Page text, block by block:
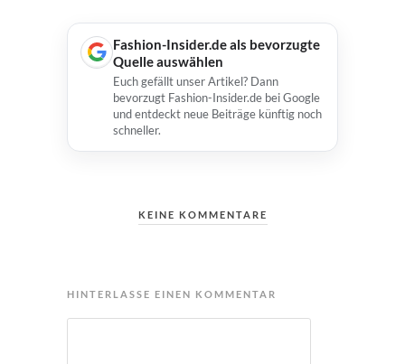
Fashion-Insider.de als bevorzugte
Quelle auswählen
Euch gefällt unser Artikel? Dann
bevorzugt Fashion-Insider.de bei Google
und entdeckt neue Beiträge künftig noch
schneller.
KEINE KOMMENTARE
HINTERLASSE EINEN KOMMENTAR